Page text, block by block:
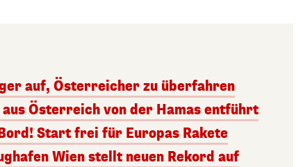
auf, Österreicher zu überfahren
Österreich von der Hamas entführt
Start frei für Europas Rakete
Wien stellt neuen Rekord auf